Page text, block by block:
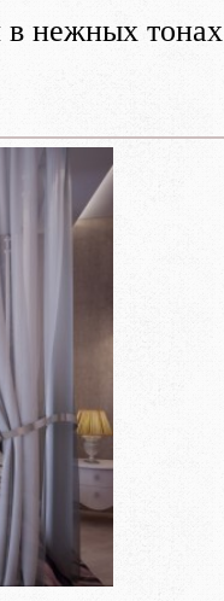
в нежных тонах